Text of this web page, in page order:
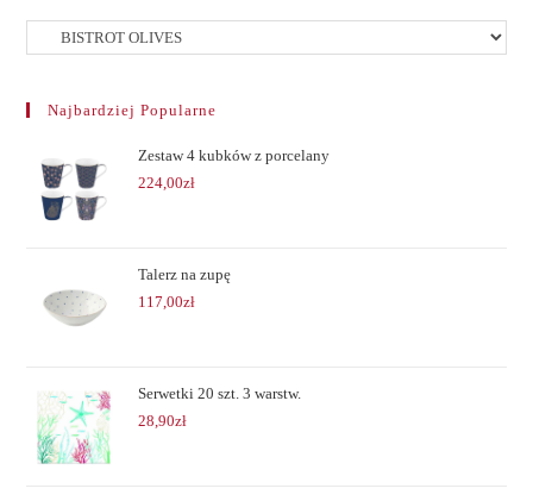
Najbardziej Popularne
Zestaw 4 kubków z porcelany
224,00zł
Talerz na zupę
117,00zł
Serwetki 20 szt. 3 warstw.
28,90zł